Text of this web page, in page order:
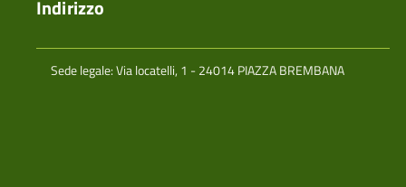
Indirizzo
Sede legale: Via locatelli, 1 - 24014 PIAZZA BREMBANA